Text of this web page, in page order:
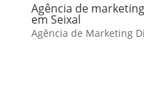
Agência de
em Seixal
Agência de Marketing